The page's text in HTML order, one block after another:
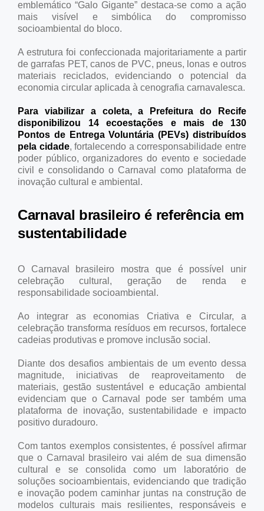
emblemático “Galo Gigante” destaca-se como a ação
mais visível e simbólica do compromisso
socioambiental do bloco.
A estrutura foi confeccionada majoritariamente a partir
de garrafas PET, canos de PVC, pneus, lonas e outros
materiais reciclados, evidenciando o potencial da
economia circular aplicada à cenografia carnavalesca.
Para viabilizar a coleta, a Prefeitura do Recife
disponibilizou 14 ecoestações e mais de 130
Pontos de Entrega Voluntária (PEVs) distribuídos
pela cidade, fortalecendo a corresponsabilidade entre
poder público, organizadores do evento e sociedade
civil e consolidando o Carnaval como plataforma de
inovação cultural e ambiental.
Carnaval brasileiro é referência em
sustentabilidade
O Carnaval brasileiro mostra que é possível unir
celebração cultural, geração de renda e
responsabilidade socioambiental.
Ao integrar as economias Criativa e Circular, a
celebração transforma resíduos em recursos, fortalece
cadeias produtivas e promove inclusão social.
Diante dos desafios ambientais de um evento dessa
magnitude, iniciativas de reaproveitamento de
materiais, gestão sustentável e educação ambiental
evidenciam que o Carnaval pode ser também uma
plataforma de inovação, sustentabilidade e impacto
positivo duradouro.
Com tantos exemplos consistentes, é possível afirmar
que o Carnaval brasileiro vai além de sua dimensão
cultural e se consolida como um laboratório de
soluções socioambientais, evidenciando que tradição
e inovação podem caminhar juntas na construção de
modelos culturais mais resilientes, responsáveis e